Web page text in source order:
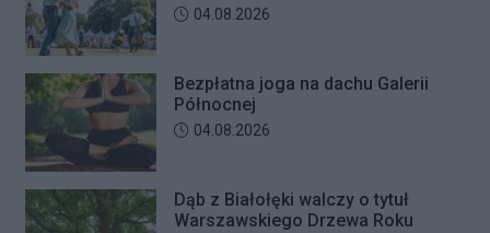
Data dodania artykułu:
04.08.2026
Bezpłatna joga na dachu Galerii
Północnej
Data dodania artykułu:
04.08.2026
Dąb z Białołęki walczy o tytuł
Warszawskiego Drzewa Roku